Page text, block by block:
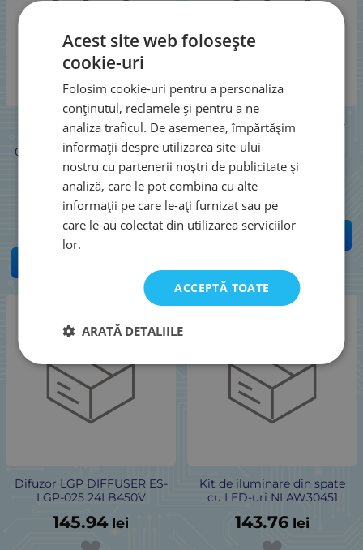
Bandă de diode pentru
008080842159 GMFL-4969
BCD-450W
CQC14134104969
24.77 lei
Kit de iluminare din spate
cu LED-uri 0Y55D12L-
ZC21FG-01
212.32 lei
Difuzor LGP DIFFUSER ES-
LGP-025 24LB450V
145.94 lei
Kit de iluminare din spate
cu LED-uri NLAW30451
143.76 lei
Acest site web folosește
cookie-uri
Folosim cookie-uri pentru a personaliza
conținutul, reclamele și pentru a ne
analiza traficul. De asemenea, împărtășim
informații despre utilizarea site-ului
nostru cu partenerii noștri de publicitate și
analiză, care le pot combina cu alte
informații pe care le-ați furnizat sau pe
care le-au colectat din utilizarea serviciilor
lor.
ACCEPTĂ TOATE
ARATĂ DETALIILE